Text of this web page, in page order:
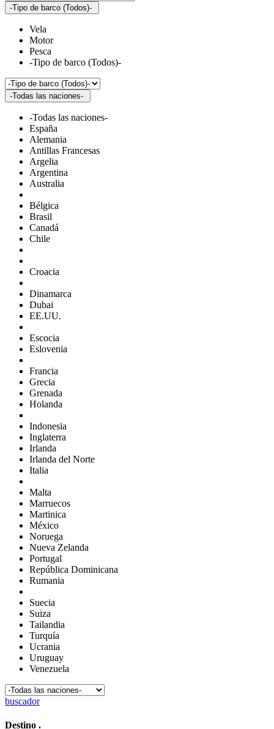
-Tipo de barco (Todos)-
Vela
Motor
Pesca
-Tipo de barco (Todos)-
-Todas las naciones-
-Todas las naciones-
España
Alemania
Antillas Francesas
Argelia
Argentina
Australia
Bélgica
Brasil
Canadá
Chile
Croacia
Dinamarca
Dubai
EE.UU.
Escocia
Eslovenia
Francia
Grecia
Grenada
Holanda
Indonesia
Inglaterra
Irlanda
Irlanda del Norte
Italia
Malta
Marruecos
Martinica
México
Noruega
Nueva Zelanda
Portugal
República Dominicana
Rumania
Suecia
Suiza
Tailandia
Turquía
Ucrania
Uruguay
Venezuela
buscador
Destino .